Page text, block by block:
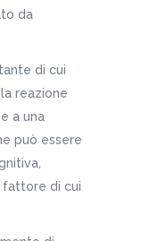
da
di cui
reazione
a una
può essere
fattore di cui